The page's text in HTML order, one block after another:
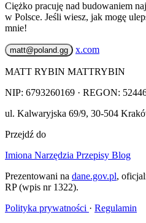
Ciężko pracuję nad budowaniem
w Polsce. Jeśli wiesz, jak mogę
mnie!
matt@poland.gg x.com
MATT RYBIN MATTRYBIN
NIP: 6793260169 · REGON:
ul. Kalwaryjska 69/9, 30-504
Przejdź do
Imiona Narzędzia Przepisy Blog
Prezentowani na dane.gov.pl,
RP (wpis nr 1322).
Polityka prywatności · Regulamin